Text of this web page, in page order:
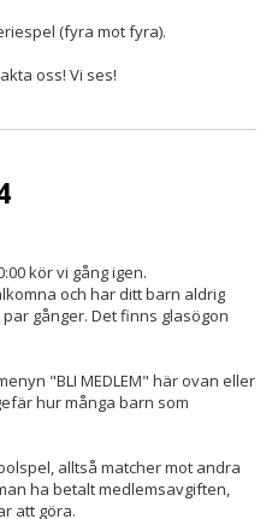
(fyra mot fyra).
oss! Vi ses!
kör vi gång igen.
och har ditt barn aldrig
gånger. Det finns glasögon
"BLI MEDLEM" här ovan eller
hur många barn som
alltså matcher mot andra
ha betalt medlemsavgiften,
att göra.